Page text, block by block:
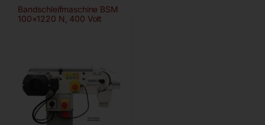
Bandschleifmaschine BSM
100×1220 N, 400 Volt